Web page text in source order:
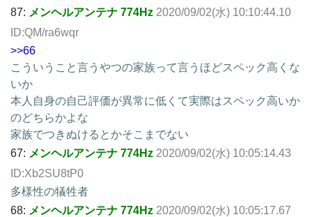
87: メンヘルアンテナ 774Hz 2020/09/02(水) 10:10:44.10
ID:QM/ra6wqr
>>66
こういうこと言うやつの家族って言うほどスペック高くな
いか
本人自身の自己評価が異常に低くて実際はスペック高いか
のどちらかよな
家族でつきぬけるとかそこまでない
67: メンヘルアンテナ 774Hz 2020/09/02(水) 10:05:14.43
ID:Xb2SU8tP0
多様性の犠牲者
68: メンヘルアンテナ 774Hz 2020/09/02(水) 10:05:17.67